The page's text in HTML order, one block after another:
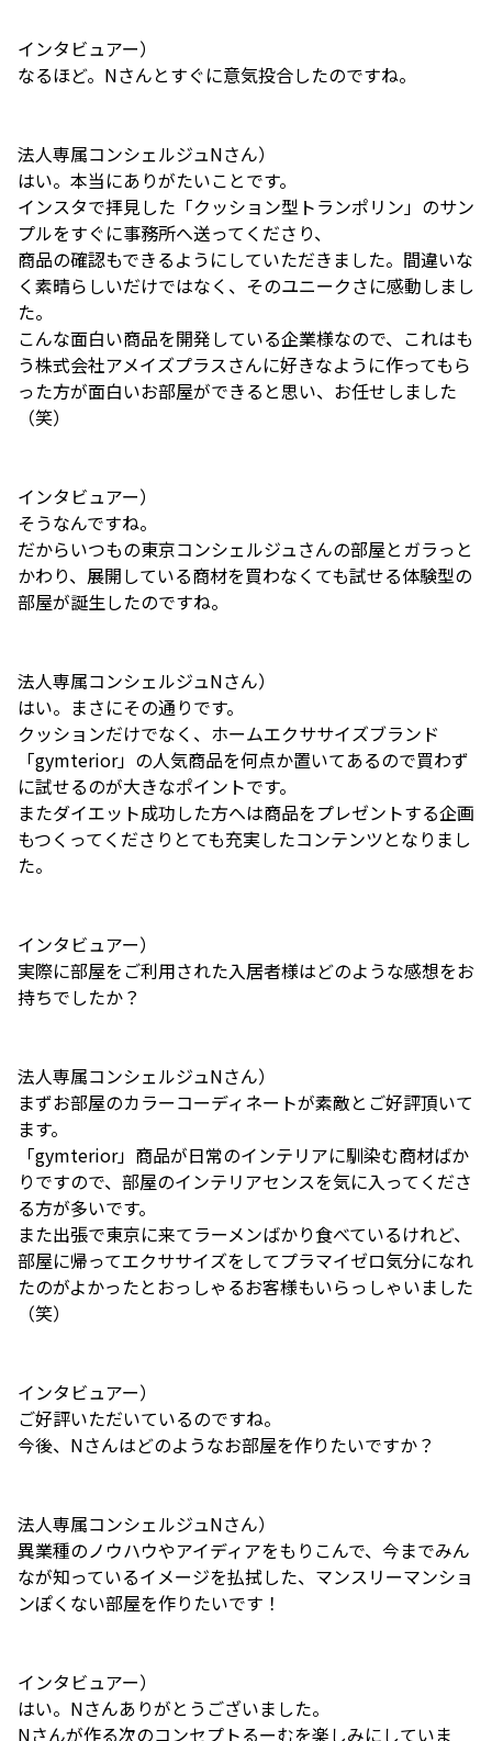
インタビュアー）
なるほど。Nさんとすぐに意気投合したのですね。
法人専属コンシェルジュNさん）
はい。本当にありがたいことです。
インスタで拝見した「クッション型トランポリン」のサン
プルをすぐに事務所へ送ってくださり、
商品の確認もできるようにしていただきました。間違いな
く素晴らしいだけではなく、そのユニークさに感動しまし
た。
こんな面白い商品を開発している企業様なので、これはも
う株式会社アメイズプラスさんに好きなように作ってもら
った方が面白いお部屋ができると思い、お任せしました
（笑）
インタビュアー）
そうなんですね。
だからいつもの東京コンシェルジュさんの部屋とガラっと
かわり、展開している商材を買わなくても試せる体験型の
部屋が誕生したのですね。
法人専属コンシェルジュNさん）
はい。まさにその通りです。
クッションだけでなく、ホームエクササイズブランド
「gymterior」の人気商品を何点か置いてあるので買わず
に試せるのが大きなポイントです。
またダイエット成功した方へは商品をプレゼントする企画
もつくってくださりとても充実したコンテンツとなりまし
た。
インタビュアー）
実際に部屋をご利用された入居者様はどのような感想をお
持ちでしたか？
法人専属コンシェルジュNさん）
まずお部屋のカラーコーディネートが素敵とご好評頂いて
ます。
「gymterior」商品が日常のインテリアに馴染む商材ばか
りですので、部屋のインテリアセンスを気に入ってくださ
る方が多いです。
また出張で東京に来てラーメンばかり食べているけれど、
部屋に帰ってエクササイズをしてプラマイゼロ気分になれ
たのがよかったとおっしゃるお客様もいらっしゃいました
（笑）
インタビュアー）
ご好評いただいているのですね。
今後、Nさんはどのようなお部屋を作りたいですか？
法人専属コンシェルジュNさん）
異業種のノウハウやアイディアをもりこんで、今までみん
なが知っているイメージを払拭した、マンスリーマンショ
ンぽくない部屋を作りたいです！
インタビュアー）
はい。Nさんありがとうございました。
Nさんが作る次のコンセプトるーむを楽しみにしていま